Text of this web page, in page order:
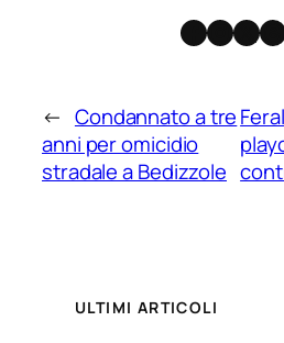
X
← Condannato a tre
anni per omicidio
stradale a Bedizzole
ULTIMI ARTICOLI